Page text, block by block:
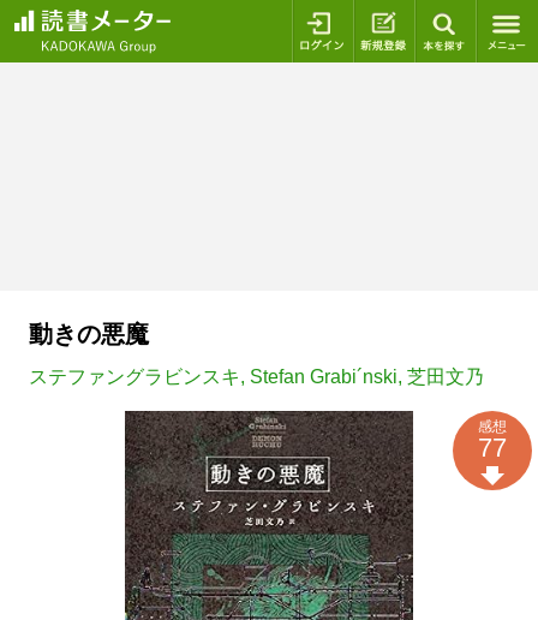
ログイン 新規登録
動きの悪魔
ステファングラビンスキ, Stefan Grabi´nski, 芝田文乃
感想
77